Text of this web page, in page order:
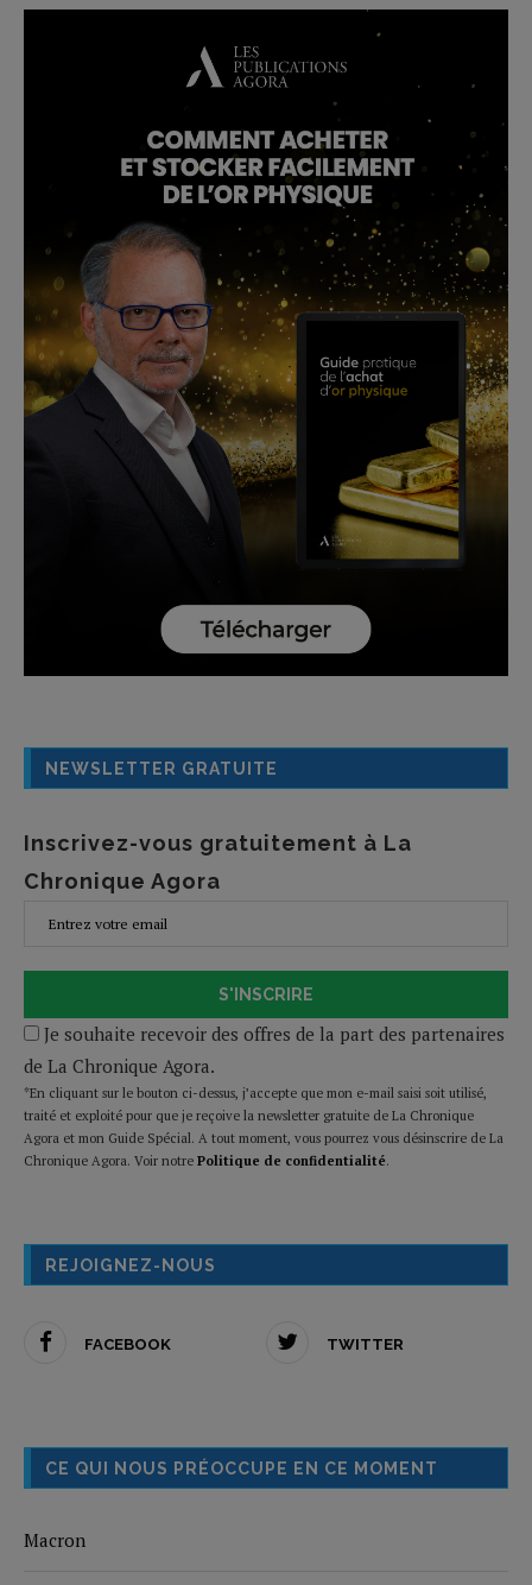
NEWSLETTER GRATUITE
Inscrivez-vous gratuitement à La
Chronique Agora
S'INSCRIRE
Je souhaite recevoir des offres de la part des partenaires
de La Chronique Agora.
*En cliquant sur le bouton ci-dessus, j’accepte que mon e-mail saisi soit utilisé,
traité et exploité pour que je reçoive la newsletter gratuite de La Chronique
Agora et mon Guide Spécial. A tout moment, vous pourrez vous désinscrire de La
Chronique Agora. Voir notre Politique de confidentialité.
REJOIGNEZ-NOUS
FACEBOOK TWITTER
CE QUI NOUS PRÉOCCUPE EN CE MOMENT
Macron